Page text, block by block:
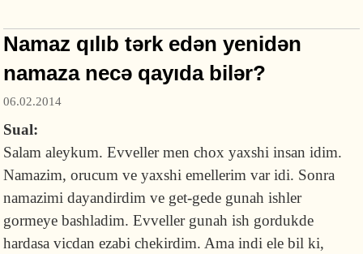
Namaz qılıb tərk edən yenidən
namaza necə qayıda bilər?
06.02.2014
Sual:
Salam aleykum. Evveller men chox yaxshi insan idim.
Namazim, orucum ve yaxshi emellerim var idi. Sonra
namazimi dayandirdim ve get-gede gunah ishler
gormeye bashladim. Evveller gunah ish gordukde
hardasa vicdan ezabi chekirdim. Ama indi ele bil ki,